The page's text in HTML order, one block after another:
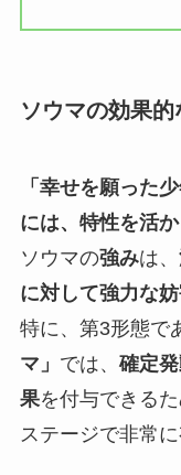
ソウマの効果
「幸せを願った
には、特性を活
ソウマの強みは、
に対して強力な
特に、第3形態で
マ」 では、 確定
果を付与できる
ステージで非常に